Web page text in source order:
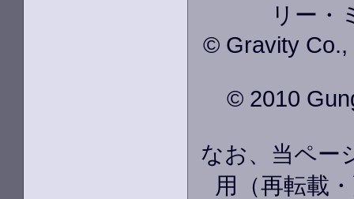
リー・
© Gravity Co.,
© 2010
なお、当ペー
用（再転載